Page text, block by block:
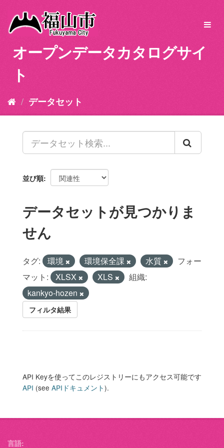
オープンデータカタログサイ
ト
データセット
並び順
データセットが見つかりま
せん
タグ: 環境 環境保全課 水質
フォー
マット:
XLSX XLS
組織:
kankyo-hozen
フィルタ結果
API Keyを使ってこのレジストリーにもアクセス可能です
API (see APIドキュメント).
言語